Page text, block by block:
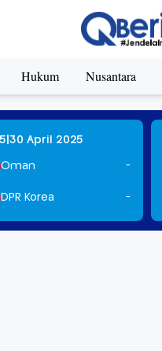
Hukum Nusantara
|30 April 2025
Oman -
DPR Korea -